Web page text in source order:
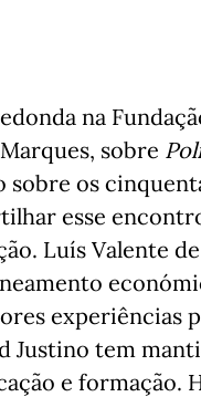
na
sobre
sobre os
esse
Luís Valente
experiências
Justino tem
e formação.